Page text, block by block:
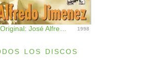
1998
los discos